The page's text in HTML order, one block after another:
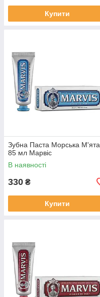
Купити
Зубна Паста Морська М'ята
85 мл Марвіс
В наявності
330 ₴
Купити